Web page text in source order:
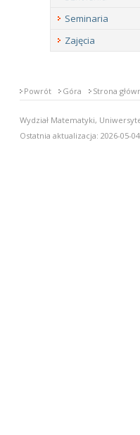
Seminaria
Zajęcia
Powrót Góra Strona
Wydział Matematyki,
Ostatnia aktualizacja: 2026-05-04